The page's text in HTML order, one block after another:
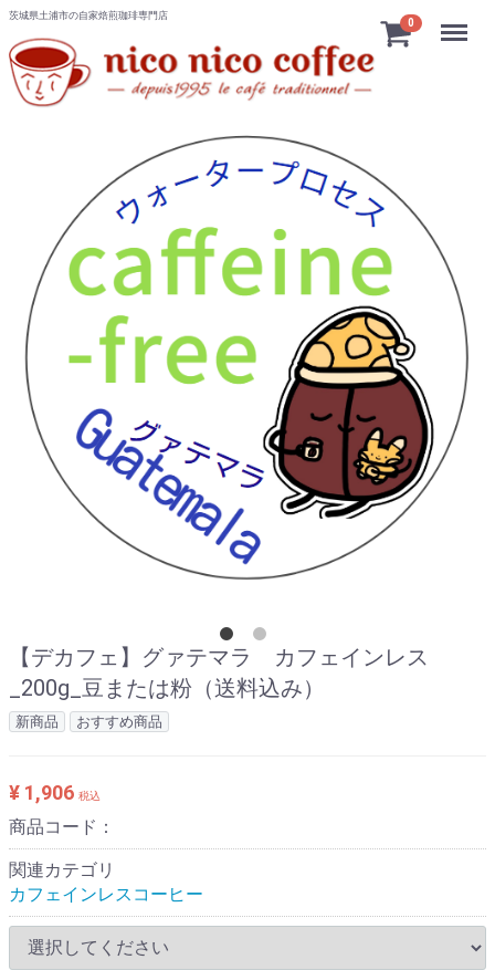
茨城県土浦市の自家焙煎珈琲専門店
0 Menu
【デカフェ】グァテマラ カフェインレス
_200g_豆または粉（送料込み）
新商品 おすすめ商品
¥ 1,906 税込
商品コード：
関連カテゴリ
カフェインレスコーヒー